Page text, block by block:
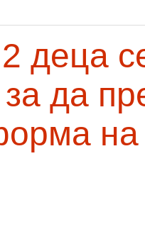
деца
да
на